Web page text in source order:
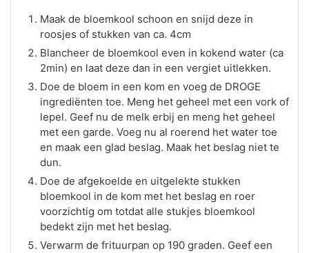
Maak de bloemkool schoon en snijd deze in
roosjes of stukken van ca. 4cm
Blancheer de bloemkool even in kokend water (ca
2min) en laat deze dan in een vergiet uitlekken.
Doe de bloem in een kom en voeg de DROGE
ingrediënten toe. Meng het geheel met een vork of
lepel. Geef nu de melk erbij en meng het geheel
met een garde. Voeg nu al roerend het water toe
en maak een glad beslag. Maak het beslag niet te
dun.
Doe de afgekoelde en uitgelekte stukken
bloemkool in de kom met het beslag en roer
voorzichtig om totdat alle stukjes bloemkool
bedekt zijn met het beslag.
Verwarm de frituurpan op 190 graden. Geef een